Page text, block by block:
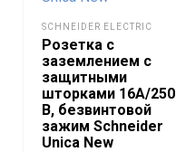
SCHNEIDER ELECTRIC
Розетка с
заземлением с
защитными
шторками 16A/250
В, безвинтовой
зажим Schneider
Unica New